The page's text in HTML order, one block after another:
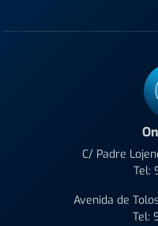
C/ Padre
Tel:
Avenida de
Tel: